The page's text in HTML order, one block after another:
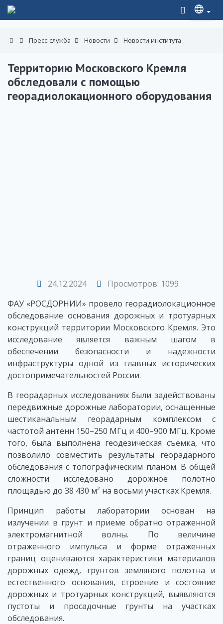
Пресс-служба Новости Новости института
Территорию Московского Кремля
обследовали с помощью
георадиолокационного оборудования
24.12.2024
Просмотров: 1099
ФАУ «РОСДОРНИИ» провело георадиолокационное
обследование основания дорожных и тротуарных
конструкций территории Московского Кремля. Это
исследование является важным шагом в
обеспечении безопасности и надежности
инфраструктуры одной из главных исторических
достопримечательностей России.
В георадарных исследованиях были задействованы
передвижные дорожные лаборатории, оснащенные
шестиканальным георадарным комплексом с
частотой антенн 150–250 МГц и 400–900 МГц. Кроме
того, была выполнена геодезическая съемка, что
позволило совместить результаты георадарного
обследования с топографическим планом. В общей
сложности исследовано дорожное полотно
площадью до 38 430 м² на восьми участках Кремля.
Принцип работы лаборатории основан на
излучении в грунт и приеме обратно отраженной
электромагнитной волны. По величине
отраженного импульса и форме отраженных
границ оцениваются характеристики материалов
дорожных одежд, грунтов земляного полотна и
естественного основания, строение и состояние
дорожных и тротуарных конструкций, выявляются
пустоты и просадочные грунты на участках
обследования.